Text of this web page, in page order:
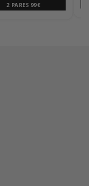
2 PARES 99€